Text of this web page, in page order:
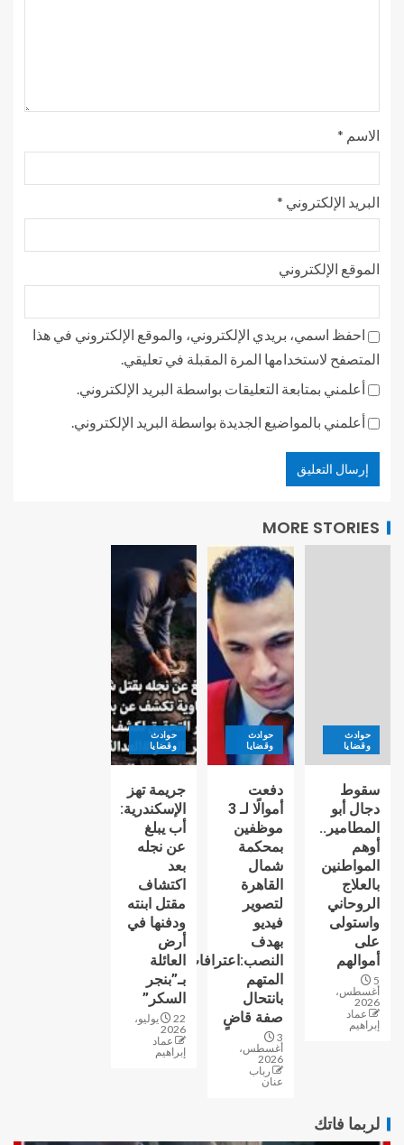
الاسم *
البريد الإلكتروني *
الموقع الإلكتروني
احفظ اسمي، بريدي الإلكتروني، والموقع الإلكتروني في هذا
المتصفح لاستخدامها المرة المقبلة في تعليقي.
أعلمني بمتابعة التعليقات بواسطة البريد الإلكتروني.
أعلمني بالمواضيع الجديدة بواسطة البريد الإلكتروني.
MORE STORIES
حوادث
وقضايا
سقوط
دجال أبو
المطامير..
أوهم
المواطنين
بالعلاج
الروحاني
واستولى
على
أموالهم
5
أغسطس،
2026
عماد
إبراهيم
حوادث
وقضايا
دفعت
أموالًا لـ 3
موظفين
بمحكمة
شمال
القاهرة
لتصوير
فيديو
بهدف
النصب:اعترافات
المتهم
بانتحال
صفة قاضٍ
3
أغسطس،
2026
رباب
عنان
حوادث
وقضايا
جريمة تهز
الإسكندرية:
أب يبلغ
عن نجله
بعد
اكتشاف
مقتل ابنته
ودفنها في
أرض
العائلة
بـ”بنجر
السكر”
22 يوليو،
2026
عماد
إبراهيم
لربما فاتك